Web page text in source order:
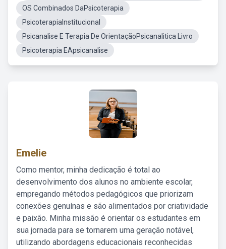
OS Combinados DaPsicoterapia
PsicoterapiaInstitucional
Psicanalise E Terapia De OrientaçãoPsicanalitica Livro
Psicoterapia EApsicanalise
Emelie
Como mentor, minha dedicação é total ao
desenvolvimento dos alunos no ambiente escolar,
empregando métodos pedagógicos que priorizam
conexões genuínas e são alimentados por criatividade
e paixão. Minha missão é orientar os estudantes em
sua jornada para se tornarem uma geração notável,
utilizando abordagens educacionais reconhecidas